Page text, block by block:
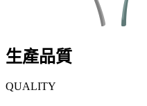
生產品質
QUALITY